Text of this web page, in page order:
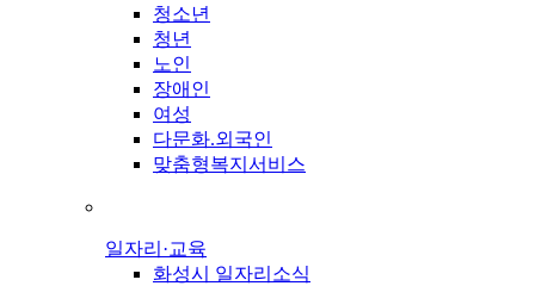
청소년
청년
노인
장애인
여성
다문화.외국인
맞춤형복지서비스
일자리·교육
화성시 일자리소식